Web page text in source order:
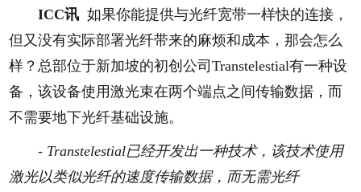
ICC讯 如果你能提供与光纤宽带一样快的连接，
但又没有实际部署光纤带来的麻烦和成本，那会怎么
样？总部位于新加坡的初创公司Transtelestial有一种设
备，该设备使用激光束在两个端点之间传输数据，而
不需要地下光纤基础设施。
- Transtelestial已经开发出一种技术，该技术使用
激光以类似光纤的速度传输数据，而无需光纤